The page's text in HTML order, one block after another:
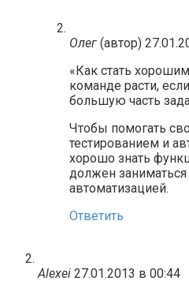
Олег (автор)
«Как стать
команде расти,
большую часть
Чтобы помогать
тестированием и
хорошо знать
должен
автоматизацией.
Ответить
Alexei 27.01.2013 в 00:44